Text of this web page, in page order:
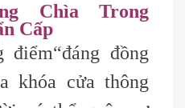
Chìa Trong
Cấp
điểm“đáng đồng
khóa cửa thông